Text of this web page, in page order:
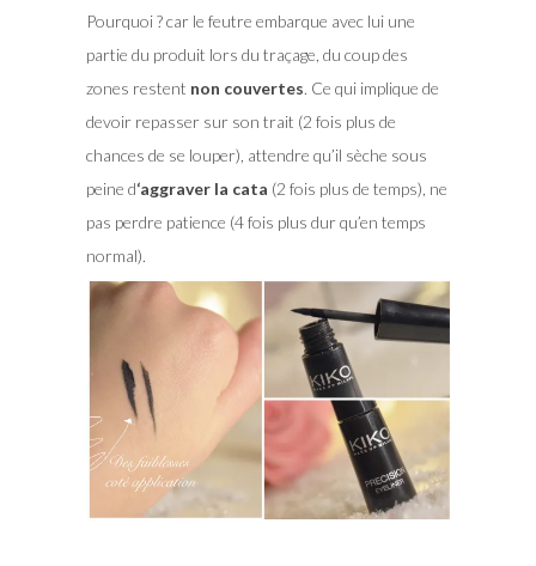
Pourquoi ? car le feutre embarque avec lui une
partie du produit lors du traçage, du coup des
zones restent non couvertes. Ce qui implique de
devoir repasser sur son trait (2 fois plus de
chances de se louper), attendre qu’il sèche sous
peine d‘aggraver la cata (2 fois plus de temps), ne
pas perdre patience (4 fois plus dur qu’en temps
normal).